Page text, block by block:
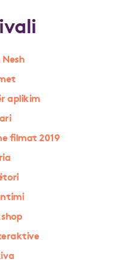
aplikim
filmat 2019